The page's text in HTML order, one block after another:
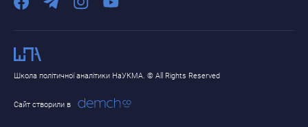
Школа політичної аналітики НаУКМА. © All Rights Reserved
Сайт створили в